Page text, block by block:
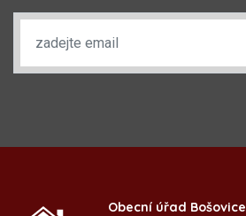
Obecní úřad Bošovice